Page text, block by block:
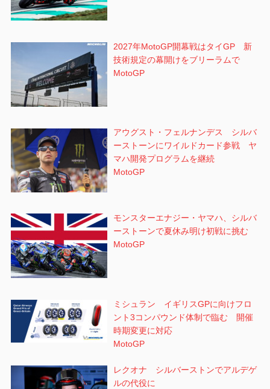
2027年MotoGP開幕戦はタイGP 新
技術規定の幕開けをブリーラムで
MotoGP
アウグスト・フェルナンデス シルバ
ーストーンにワイルドカード参戦 ヤ
マハ開発プログラムを継続
MotoGP
モンスターエナジー・ヤマハ、シルバ
ーストーンで夏休み明け初戦に挑む
MotoGP
ミシュラン イギリスGPに向けフロ
ント3コンパウンド体制で臨む 開催
時期変更に対応
MotoGP
レクオナ シルバーストンでアルデゲ
ルの代役に